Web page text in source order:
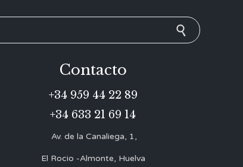
Contacto
+34 959 44 22 89
+34 633 21 69 14
Av. de la Canaliega, 1,
El Rocio -Almonte, Huelva